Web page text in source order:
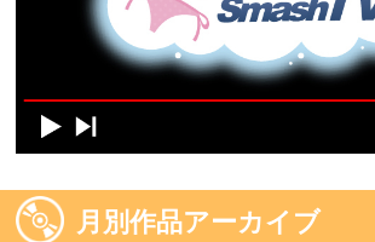
月別作品アーカイブ